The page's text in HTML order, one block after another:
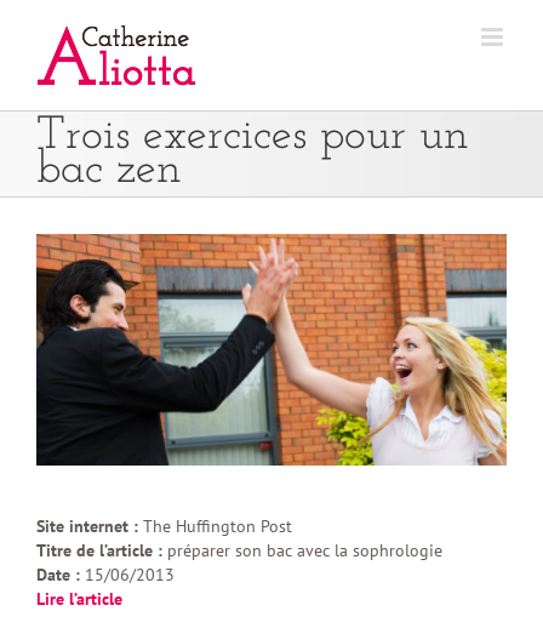
contenu
Trois exercices pour un
bac zen
Site internet : The Huffington Post
Titre de l’article : préparer son bac avec la sophrologie
Date : 15/06/2013
Lire l’article